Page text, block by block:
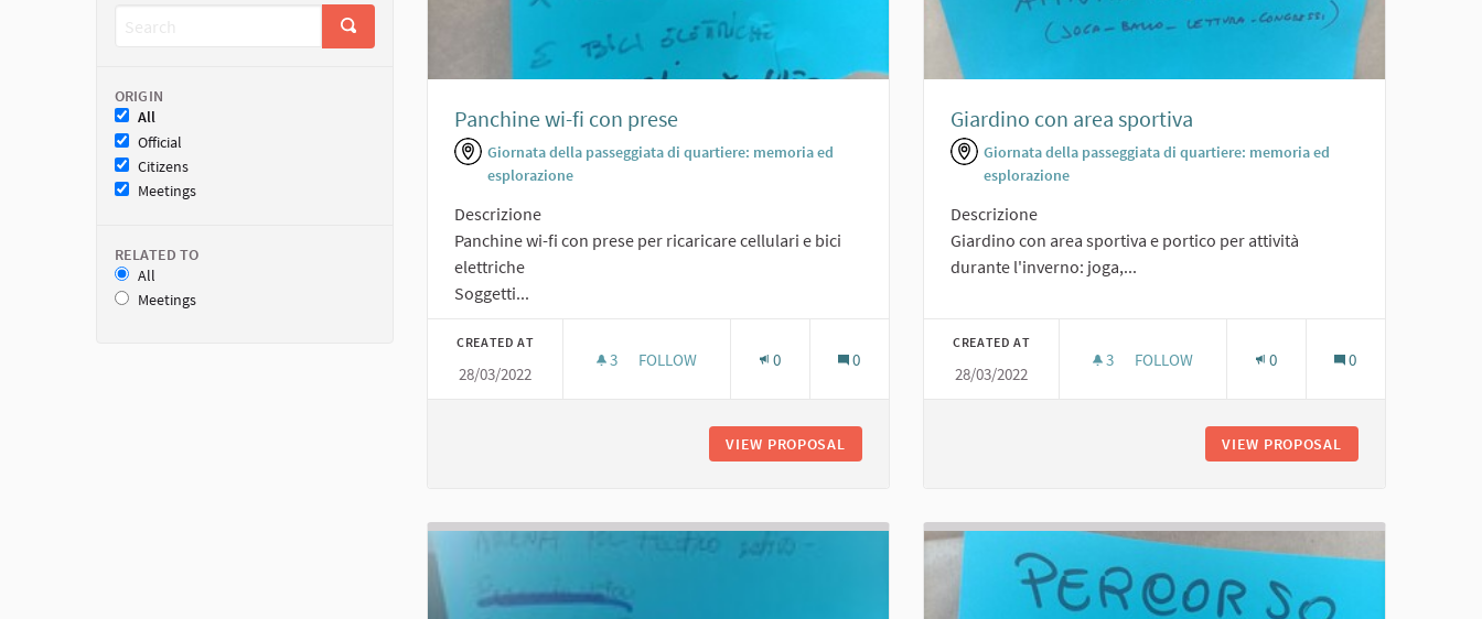
ORIGIN
All
Official
Citizens
Meetings
RELATED TO
All
Meetings
Panchine wi-fi con prese
Giornata della passeggiata di quartiere: memoria ed
esplorazione
Descrizione
Panchine wi-fi con prese per ricaricare cellulari e bici
elettriche
Soggetti...
CREATED AT
28/03/2022
3 3 FOLLOWERS
FOLLOW 0 0
VIEW PROPOSAL
Giardino con area sportiva
Giornata della passeggiata di quartiere: memoria ed
esplorazione
Descrizione
Giardino con area sportiva e portico per attività
durante l'inverno: joga,...
CREATED AT
28/03/2022
3 3 FOLLOWERS
FOLLOW 0 0
VIEW PROPOSAL